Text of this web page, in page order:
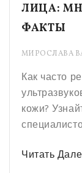
ЛИЦА:
ФАКТЫ
МИРОСЛАВА
Как часто
кожи?
Читать